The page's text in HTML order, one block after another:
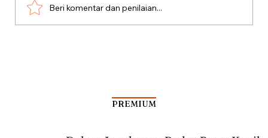
Dari Srebrenica ke Palestina
Beri komentar dan penilaian...
PREMIUM